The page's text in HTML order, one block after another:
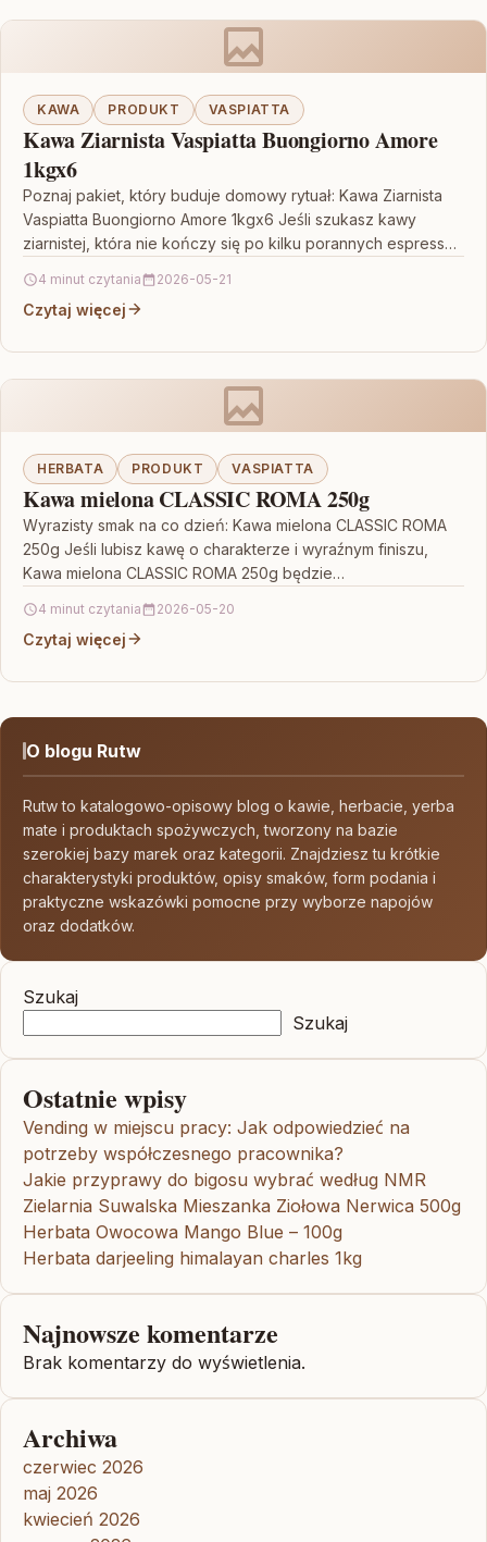
KAWA PRODUKT VASPIATTA
Kawa Ziarnista Vaspiatta Buongiorno Amore
1kgx6
Poznaj pakiet, który buduje domowy rytuał: Kawa Ziarnista
Vaspiatta Buongiorno Amore 1kgx6 Jeśli szukasz kawy
ziarnistej, która nie kończy się po kilku porannych espresso,
4 minut czytania 2026-05-21
Czytaj więcej
HERBATA PRODUKT VASPIATTA
Kawa mielona CLASSIC ROMA 250g
Wyrazisty smak na co dzień: Kawa mielona CLASSIC ROMA
250g Jeśli lubisz kawę o charakterze i wyraźnym finiszu,
Kawa mielona CLASSIC ROMA 250g będzie…
4 minut czytania 2026-05-20
Czytaj więcej
O blogu Rutw
Rutw to katalogowo-opisowy blog o kawie, herbacie, yerba
mate i produktach spożywczych, tworzony na bazie
szerokiej bazy marek oraz kategorii. Znajdziesz tu krótkie
charakterystyki produktów, opisy smaków, form podania i
praktyczne wskazówki pomocne przy wyborze napojów
oraz dodatków.
Szukaj
Szukaj
Ostatnie wpisy
Vending w miejscu pracy: Jak odpowiedzieć na
potrzeby współczesnego pracownika?
Jakie przyprawy do bigosu wybrać według NMR
Zielarnia Suwalska Mieszanka Ziołowa Nerwica 500g
Herbata Owocowa Mango Blue – 100g
Herbata darjeeling himalayan charles 1kg
Najnowsze komentarze
Brak komentarzy do wyświetlenia.
Archiwa
czerwiec 2026
maj 2026
kwiecień 2026